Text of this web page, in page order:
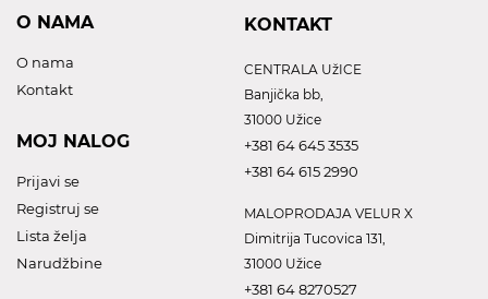
O NAMA
O nama
Kontakt
MOJ NALOG
Prijavi se
Registruj se
Lista želja
Narudžbine
KONTAKT
CENTRALA UžICE
Banjička bb,
31000 Užice
+381 64 645 3535
+381 64 615 2990
MALOPRODAJA VELUR X
Dimitrija Tucovica 131,
31000 Užice
+381 64 8270527